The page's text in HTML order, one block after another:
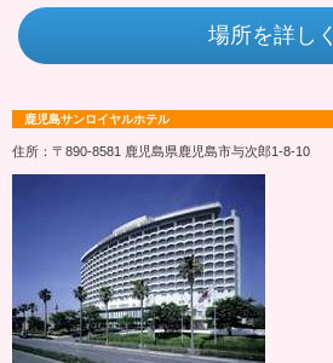
場所を詳しく
鹿児島サンロイヤルホテル
住所：〒890-8581 鹿児島県鹿児島市与次郎1-8-10